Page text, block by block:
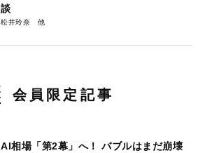
談
松井玲奈
会員限定記事
AI相場「第2幕」へ！ バブルはまだ崩壊